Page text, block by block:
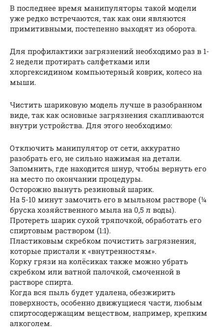
В последнее время манипуляторы такой модели
уже редко встречаются, так как они являются
примитивными, постепенно выходят из оборота.
Для профилактики загрязнений необходимо раз в 1-
2 недели протирать салфетками или
хлоргексидином компьютерный коврик, колесо на
мыши.
Чистить шариковую модель лучше в разобранном
виде, так как основные загрязнения скапливаются
внутри устройства. Для этого необходимо:
Отключить манипулятор от сети, аккуратно
разобрать его, не сильно нажимая на детали.
Запомнить, где находится шнур, чтобы вернуть его
на место по окончании процедуры.
Осторожно вынуть резиновый шарик.
На 5-10 минут замочить его в мыльном растворе (¼
бруска хозяйственного мыла на 0,5 л воды).
Протереть шарик сухой тряпочкой, обработать его
спиртовым раствором (1:1).
Пластиковым скребком почистить загрязнения,
которые пристали к «внутренностям».
Корку грязи на колёсиках также можно убрать
скребком или ватной палочкой, смоченной в
растворе спирта.
Когда вся пыль будет удалена, обезжирить
поверхность, особенно движущиеся части, любым
спиртосодержащим веществом, например, крепким
алкоголем.